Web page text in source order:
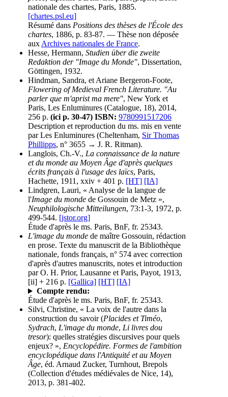
nationale des chartes, Paris, 1885.
[chartes.psl.eu]
Résumé dans Positions des thèses de l'École des
chartes, 1886, p. 83-87. — Thèse non déposée
aux Archives nationales de France.
Hesse, Hermann, Studien über die zweite
Redaktion der "Image du Monde", Dissertation,
Göttingen, 1932.
Hindman, Sandra, et Ariane Bergeron-Foote,
Flowering of Medieval French Literature. "Au
parler que m'aprist ma mere", New York et
Paris, Les Enluminures (Catalogue, 18), 2014,
256 p. (ici p. 30-47) ISBN: 9780991517206
Description et reproduction du ms. mis en vente
par Les Enluminures (Cheltenham, Sir Thomas
Phillipps, n° 3655 → J. R. Ritman).
Langlois, Ch.-V., La connaissance de la nature
et du monde au Moyen Âge d'après quelques
écrits français à l'usage des laïcs, Paris,
Hachette, 1911, xxiv + 401 p. [HT] [IA]
Lindgren, Lauri, « Analyse de la langue de
l'Image du monde de Gossouin de Metz »,
Neuphilologische Mitteilungen, 73:1-3, 1972, p.
499-544. [jstor.org]
Étude d'après le ms. Paris, BnF, fr. 25343.
L'image du monde de maître Gossouin, rédaction
en prose. Texte du manuscrit de la Bibliothèque
nationale, fonds français, n° 574 avec correction
d'après d'autres manuscrits, notes et introduction
par O. H. Prior, Lausanne et Paris, Payot, 1913,
[ii] + 216 p. [Gallica] [HT] [IA]
Compte rendu:
Étude d'après le ms. Paris, BnF, fr. 25343.
Silvi, Christine, « La voix de l'autre dans la
construction du savoir (Placides et Timéo,
Sydrach, L'image du monde, Li livres dou
tresor): quelles stratégies discursives pour quels
enjeux? », Encyclopédire. Formes de l'ambition
encyclopédique dans l'Antiquité et au Moyen
Âge, éd. Arnaud Zucker, Turnhout, Brepols
(Collection d'études médiévales de Nice, 14),
2013, p. 381-402.